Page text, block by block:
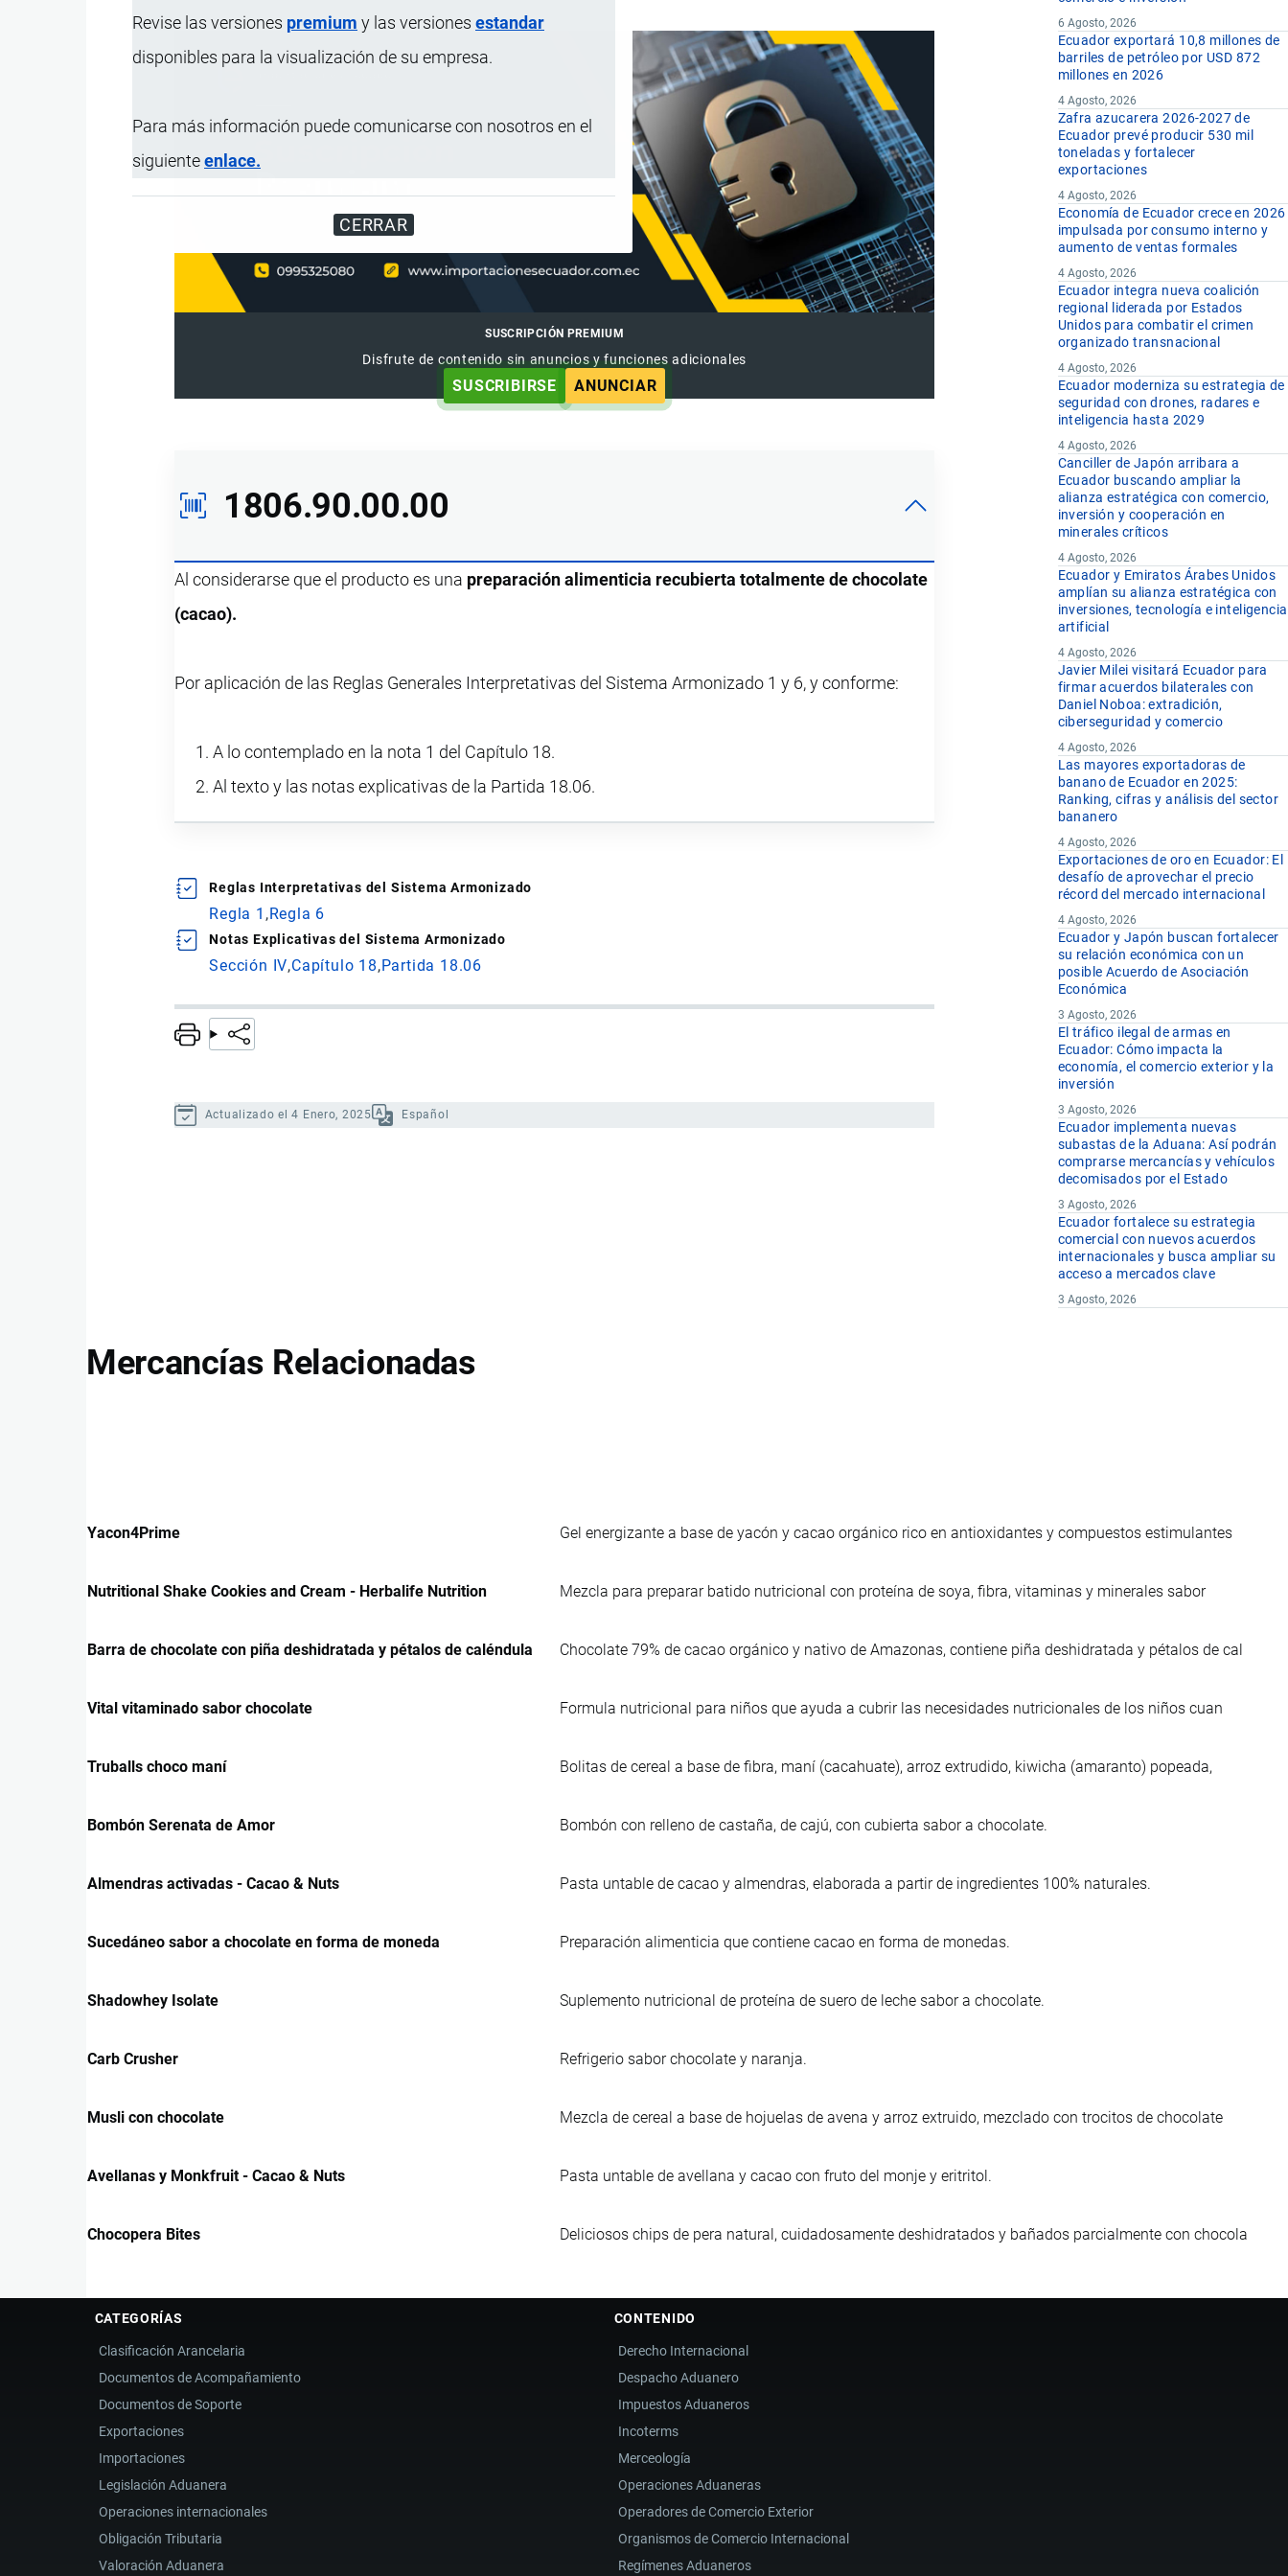
Revise las versiones premium y las versiones estandar
disponibles para la visualización de su empresa.
Para más información puede comunicarse con nosotros en el
siguienteenlace.
CERRAR
SUSCRIPCIÓN PREMIUM
Disfrute de contenido sin anuncios y funciones adicionales
SUSCRIBIRSE ANUNCIAR
1806.90.00.00
Al considerarse que el producto es una preparación alimenticia recubierta totalmente de chocolate
(cacao).
Por aplicación de las Reglas Generales Interpretativas del Sistema Armonizado 1 y 6, y conforme:
A lo contemplado en la nota 1 del Capítulo 18.
Al texto y las notas explicativas de la Partida 18.06.
Reglas Interpretativas del Sistema Armonizado
Regla 1 Regla 6
Notas Explicativas del Sistema Armonizado
Sección IV Capítulo 18 Partida 18.06
Actualizado el 4 Enero, 2025 Español
6 Agosto, 2026
Ecuador exportará 10,8 millones de
barriles de petróleo por USD 872
millones en 2026
4 Agosto, 2026
Zafra azucarera 2026-2027 de
Ecuador prevé producir 530 mil
toneladas y fortalecer
exportaciones
4 Agosto, 2026
Economía de Ecuador crece en 2026
impulsada por consumo interno y
aumento de ventas formales
4 Agosto, 2026
Ecuador integra nueva coalición
regional liderada por Estados
Unidos para combatir el crimen
organizado transnacional
4 Agosto, 2026
Ecuador moderniza su estrategia de
seguridad con drones, radares e
inteligencia hasta 2029
4 Agosto, 2026
Canciller de Japón arribara a
Ecuador buscando ampliar la
alianza estratégica con comercio,
inversión y cooperación en
minerales críticos
4 Agosto, 2026
Ecuador y Emiratos Árabes Unidos
amplían su alianza estratégica con
inversiones, tecnología e inteligencia
artificial
4 Agosto, 2026
Javier Milei visitará Ecuador para
firmar acuerdos bilaterales con
Daniel Noboa: extradición,
ciberseguridad y comercio
4 Agosto, 2026
Las mayores exportadoras de
banano de Ecuador en 2025:
Ranking, cifras y análisis del sector
bananero
4 Agosto, 2026
Exportaciones de oro en Ecuador: El
desafío de aprovechar el precio
récord del mercado internacional
4 Agosto, 2026
Ecuador y Japón buscan fortalecer
su relación económica con un
posible Acuerdo de Asociación
Económica
3 Agosto, 2026
El tráfico ilegal de armas en
Ecuador: Cómo impacta la
economía, el comercio exterior y la
inversión
3 Agosto, 2026
Ecuador implementa nuevas
subastas de la Aduana: Así podrán
comprarse mercancías y vehículos
decomisados por el Estado
3 Agosto, 2026
Ecuador fortalece su estrategia
comercial con nuevos acuerdos
internacionales y busca ampliar su
acceso a mercados clave
3 Agosto, 2026
Mercancías Relacionadas
Yacon4Prime Gel energizante a base de yacón y cacao orgánico rico en antioxidantes y compuestos estimulantes
Nutritional Shake Cookies and Cream - Herbalife Nutrition Mezcla para preparar batido nutricional con proteína de soya, fibra, vitaminas y minerales sabor
Barra de chocolate con piña deshidratada y pétalos de caléndula Chocolate 79% de cacao orgánico y nativo de Amazonas, contiene piña deshidratada y pétalos de cal
Vital vitaminado sabor chocolate Formula nutricional para niños que ayuda a cubrir las necesidades nutricionales de los niños cuan
Truballs choco maní Bolitas de cereal a base de fibra, maní (cacahuate), arroz extrudido, kiwicha (amaranto) popeada,
Bombón Serenata de Amor Bombón con relleno de castaña, de cajú, con cubierta sabor a chocolate.
Almendras activadas - Cacao & Nuts Pasta untable de cacao y almendras, elaborada a partir de ingredientes 100% naturales.
Sucedáneo sabor a chocolate en forma de moneda Preparación alimenticia que contiene cacao en forma de monedas.
Shadowhey Isolate Suplemento nutricional de proteína de suero de leche sabor a chocolate.
Carb Crusher Refrigerio sabor chocolate y naranja.
Musli con chocolate Mezcla de cereal a base de hojuelas de avena y arroz extruido, mezclado con trocitos de chocolate
Avellanas y Monkfruit - Cacao & Nuts Pasta untable de avellana y cacao con fruto del monje y eritritol.
Chocopera Bites Deliciosos chips de pera natural, cuidadosamente deshidratados y bañados parcialmente con chocola
CATEGORÍAS
Clasificación Arancelaria
Documentos de Acompañamiento
Documentos de Soporte
Exportaciones
Importaciones
Legislación Aduanera
Operaciones internacionales
Obligación Tributaria
Valoración Aduanera
CONTENIDO
Derecho Internacional
Despacho Aduanero
Impuestos Aduaneros
Incoterms
Merceología
Operaciones Aduaneras
Operadores de Comercio Exterior
Organismos de Comercio Internacional
Regímenes Aduaneros